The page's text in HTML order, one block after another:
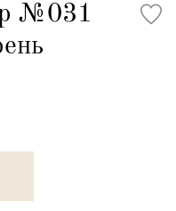
№031